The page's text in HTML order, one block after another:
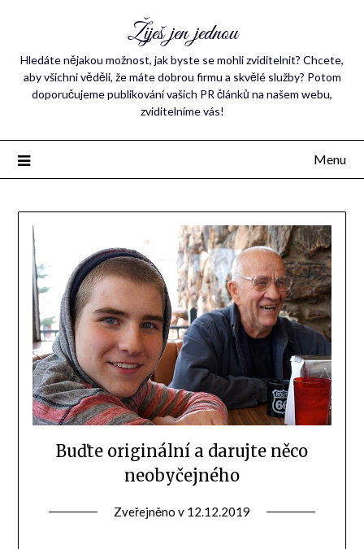
Žiješ jen jednou
Hledáte nějakou možnost, jak byste se mohli zviditelnit? Chcete,
aby všichni věděli, že máte dobrou firmu a skvělé služby? Potom
doporučujeme publikování vašich PR článků na našem webu,
zviditelníme vás!
Menu
Buďte originální a darujte něco
neobyčejného
Zveřejněno v 12.12.2019